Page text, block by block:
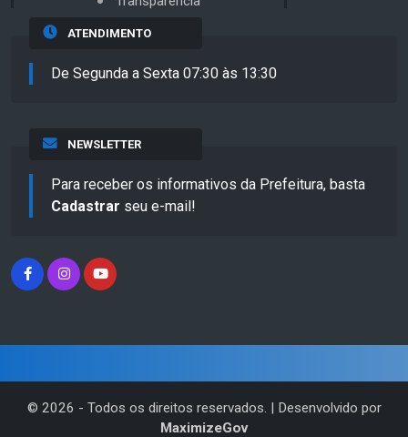
ATENDIMENTO
De Segunda a Sexta 07:30 às 13:30
NEWSLETTER
Para receber os informativos da Prefeitura, basta
Cadastrar seu e-mail!
© 2026 - Todos os direitos reservados. | Desenvolvido por
MaximizeGov